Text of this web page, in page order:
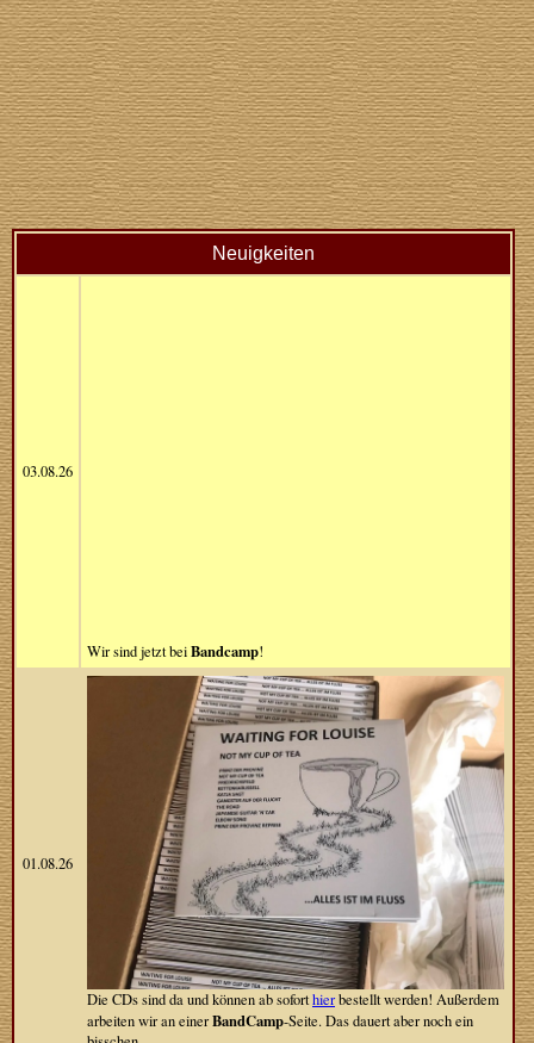
Neuigkeiten
03.08.26
Wir sind jetzt beiBandcamp!
01.08.26
Die CDs sind da und können ab soforthierbestellt werden! Außerdem
arbeiten wir an einerBandCamp-Seite. Das dauert aber noch ein